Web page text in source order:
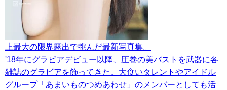
上最大の限界露出で挑んだ最新写真集。
'18年にグラビアデビュー以降、圧巻の美バストを武器に各
雑誌のグラビアを飾ってきた。大食いタレントやアイドル
グループ「あまいものつめあわせ」のメンバーとしても活